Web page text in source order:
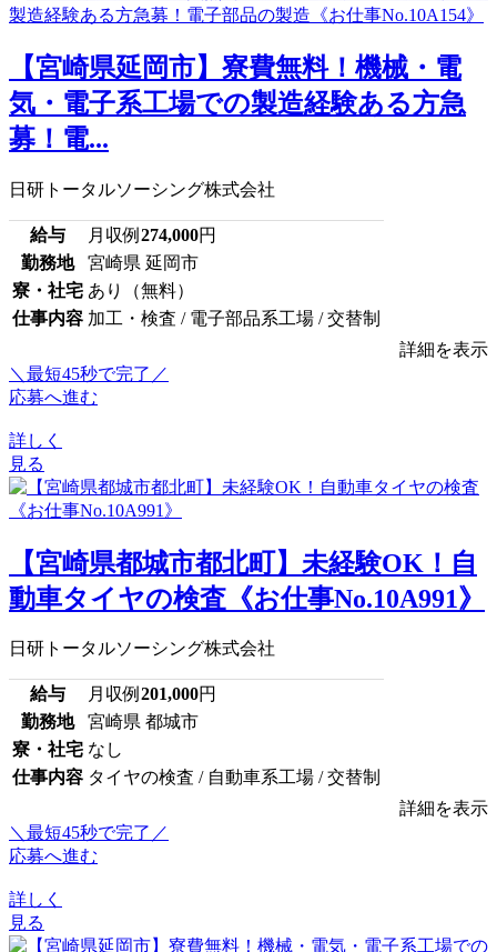
【宮崎県延岡市】寮費無料！機械・電
気・電子系工場での製造経験ある方急
募！電...
日研トータルソーシング株式会社
給与 月収例 274,000円
勤務地
宮崎県 延岡市
寮・社宅 あり（無料）
仕事内容 加工・検査 / 電子部品系工場 / 交替制
詳細を表示
＼最短45秒で完了／
応募へ進む
詳しく
見る
【宮崎県都城市都北町】未経験OK！自
動車タイヤの検査《お仕事No.10A991》
日研トータルソーシング株式会社
給与 月収例 201,000円
勤務地
宮崎県 都城市
寮・社宅 なし
仕事内容 タイヤの検査 / 自動車系工場 / 交替制
詳細を表示
＼最短45秒で完了／
応募へ進む
詳しく
見る